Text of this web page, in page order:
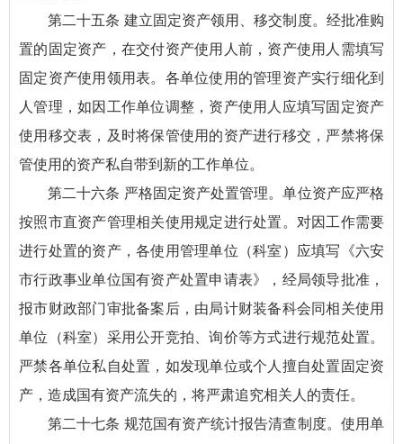
第二十五条 建立固定资产领用、移交制度。经批准购
置的固定资产，在交付资产使用人前，资产使用人需填写
固定资产使用领用表。各单位使用的管理资产实行细化到
人管理，如因工作单位调整，资产使用人应填写固定资产
使用移交表，及时将保管使用的资产进行移交，严禁将保
管使用的资产私自带到新的工作单位。
第二十六条 严格固定资产处置管理。单位资产应严格
按照市直资产管理相关使用规定进行处置。对因工作需要
进行处置的资产，各使用管理单位（科室）应填写《六安
市行政事业单位国有资产处置申请表》，经局领导批准，
报市财政部门审批备案后，由局计财装备科会同相关使用
单位（科室）采用公开竞拍、询价等方式进行规范处置。
严禁各单位私自处置，如发现单位或个人擅自处置固定资
产，造成国有资产流失的，将严肃追究相关人的责任。
第二十七条 规范国有资产统计报告清查制度。使用单